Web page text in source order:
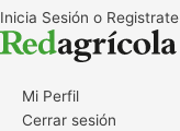
Inicia Sesión o Registrate
Mi Perfil
Cerrar sesión